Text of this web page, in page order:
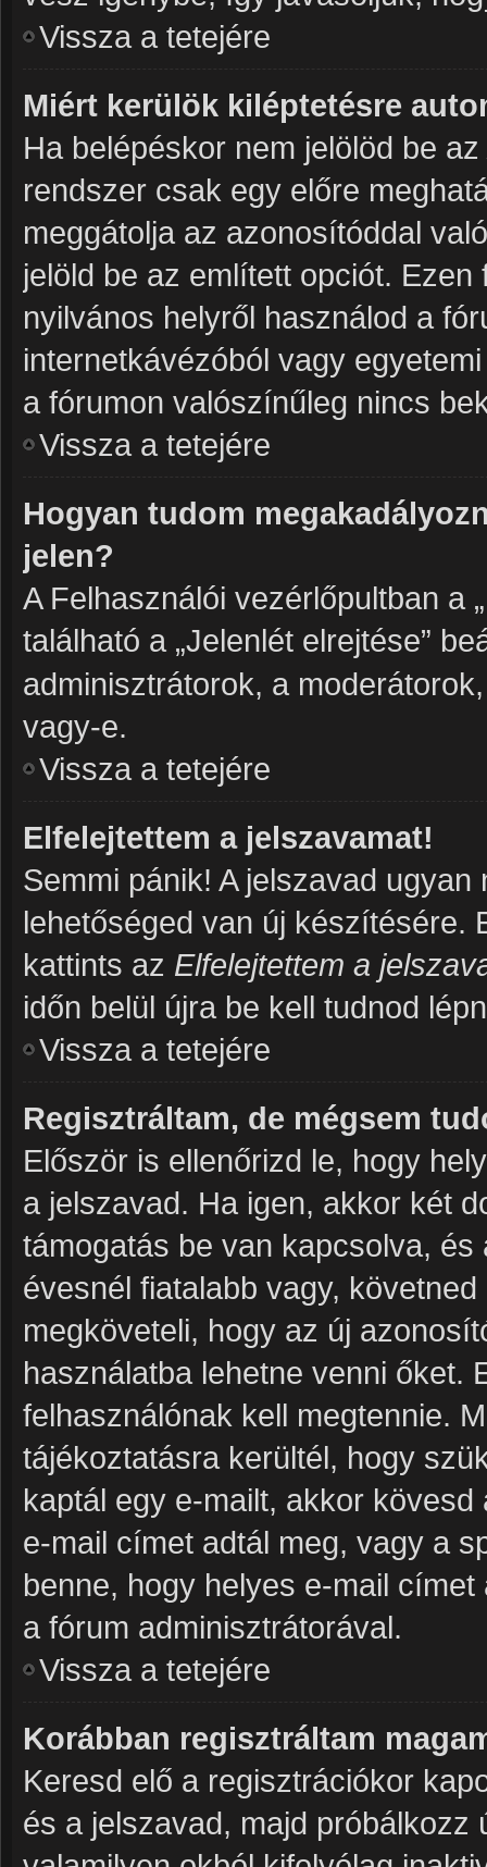
Vissza a tetejére
Miért kerülök kiléptetésre
Ha belépéskor nem jelölöd be az
rendszer csak egy előre
meggátolja az azonosítóddal
jelöld be az említett opciót.
nyilvános helyről használod a
internetkávézóból vagy
a fórumon valószínűleg nincs
Vissza a tetejére
Hogyan tudom
jelen?
A Felhasználói vezérlőpultban a
található a „Jelenlét elrejtése”
adminisztrátorok, a
vagy-e.
Vissza a tetejére
Elfelejtettem a jelszavamat!
Semmi pánik! A jelszavad
lehetőséged van új készítésére.
kattints az Elfelejtettem a
időn belül újra be kell tudnod
Vissza a tetejére
Regisztráltam, de mégsem
Először is ellenőrizd le, hogy
a jelszavad. Ha igen, akkor két
támogatás be van kapcsolva,
évesnél fiatalabb vagy,
megköveteli, hogy az új
használatba lehetne venni őket.
felhasználónak kell megtennie.
tájékoztatásra kerültél, hogy
kaptál egy e-mailt, akkor
e-mail címet adtál meg, vagy a
benne, hogy helyes e-mail
a fórum adminisztrátorával.
Vissza a tetejére
Korábban regisztráltam
Keresd elő a regisztrációkor
és a jelszavad, majd